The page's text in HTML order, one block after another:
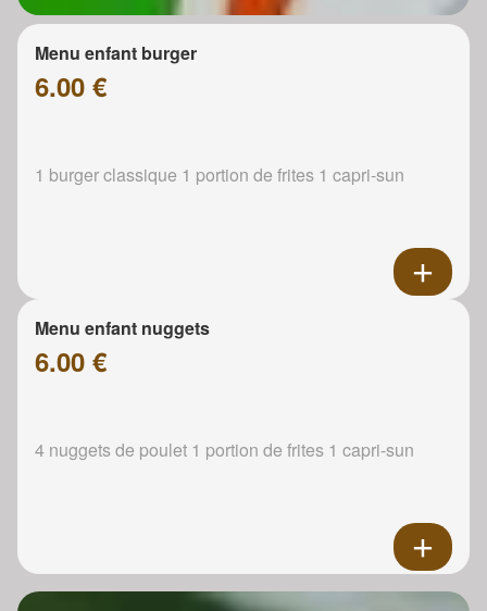
Menu enfant burger
6.00 €
1 burger classique 1 portion de frites 1 capri-sun
Menu enfant nuggets
6.00 €
4 nuggets de poulet 1 portion de frites 1 capri-sun